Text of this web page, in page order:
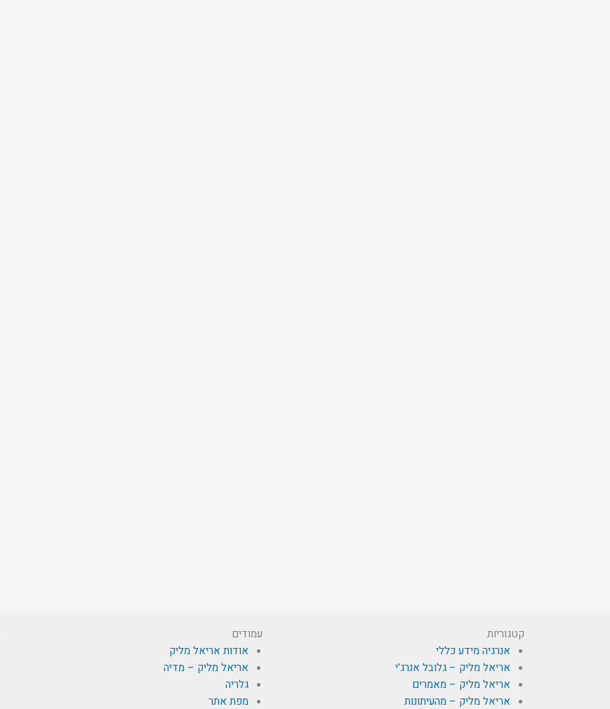
קטגוריות
אנרגיה מידע כללי
אריאל מליק – גלובל אנרג'י
אריאל מליק – מאמרים
אריאל מליק – מהעיתונות
עמודים
אודות אריאל מליק
אריאל מליק – מדיה
גלריה
מפת אתר